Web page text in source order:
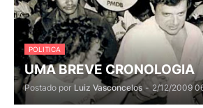
POLITICA
UMA BREVE CRONOLOGIA
Postado por Luiz Vasconcelos - 2/12/2009